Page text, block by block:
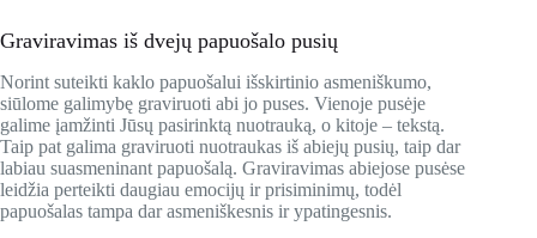
Graviravimas iš dvejų papuošalo pusių
Norint suteikti kaklo papuošalui išskirtinio asmeniškumo,
siūlome galimybę graviruoti abi jo puses. Vienoje pusėje
galime įamžinti Jūsų pasirinktą nuotrauką, o kitoje – tekstą.
Taip pat galima graviruoti nuotraukas iš abiejų pusių, taip dar
labiau suasmeninant papuošalą. Graviravimas abiejose pusėse
leidžia perteikti daugiau emocijų ir prisiminimų, todėl
papuošalas tampa dar asmeniškesnis ir ypatingesnis.